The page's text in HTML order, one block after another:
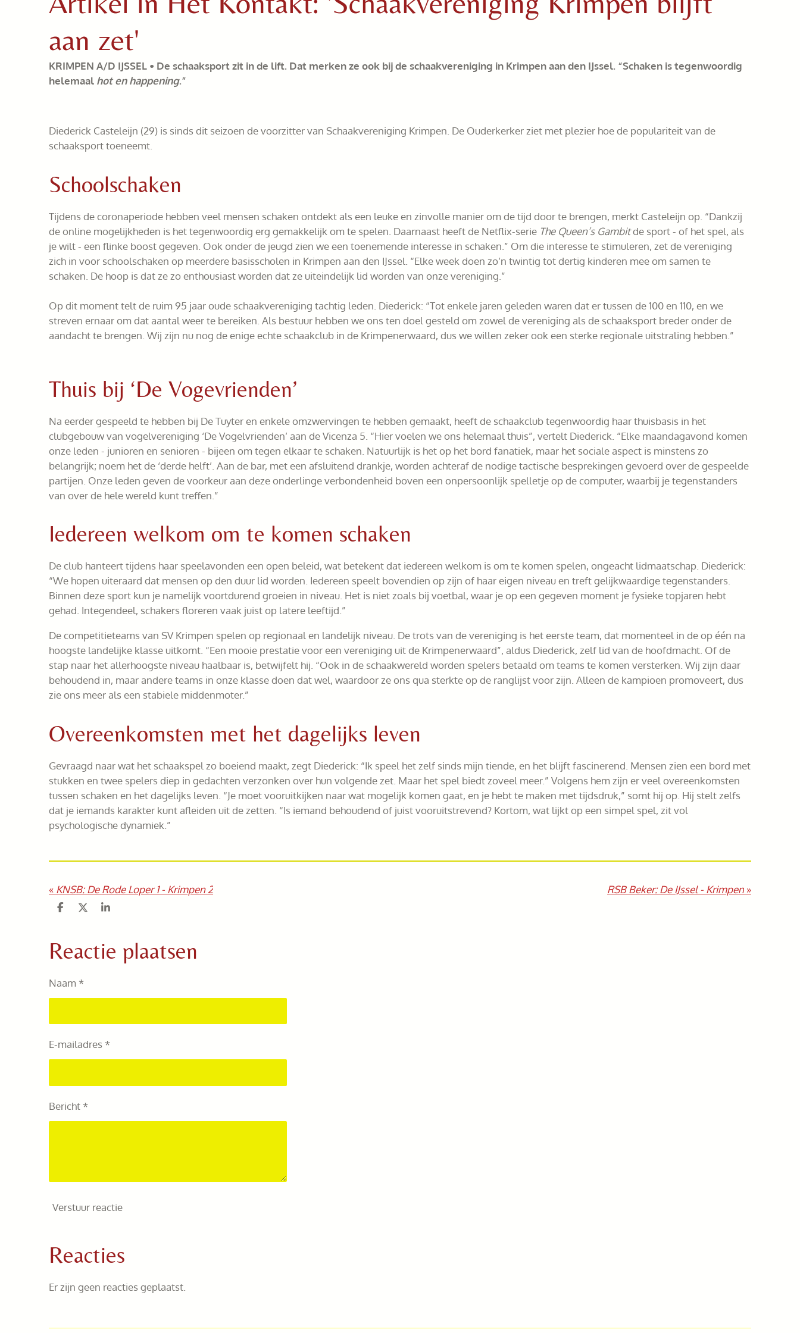
aan zet'
KRIMPEN A/D IJSSEL • De schaaksport zit in de lift. Dat merken ze ook bij de schaakvereniging in Krimpen aan den IJssel. “Schaken is tegenwoordig
helemaal hot en happening.”
Diederick Casteleijn (29) is sinds dit seizoen de voorzitter van Schaakvereniging Krimpen. De Ouderkerker ziet met plezier hoe de populariteit van de
schaaksport toeneemt.
Schoolschaken
Tijdens de coronaperiode hebben veel mensen schaken ontdekt als een leuke en zinvolle manier om de tijd door te brengen, merkt Casteleijn op. “Dankzij
de online mogelijkheden is het tegenwoordig erg gemakkelijk om te spelen. Daarnaast heeft de Netflix-serie The Queen’s Gambitde sport - of het spel, als
je wilt - een flinke boost gegeven. Ook onder de jeugd zien we een toenemende interesse in schaken.” Om die interesse te stimuleren, zet de vereniging
zich in voor schoolschaken op meerdere basisscholen in Krimpen aan den IJssel. “Elke week doen zo’n twintig tot dertig kinderen mee om samen te
schaken. De hoop is dat ze zo enthousiast worden dat ze uiteindelijk lid worden van onze vereniging.”
Op dit moment telt de ruim 95 jaar oude schaakvereniging tachtig leden. Diederick: “Tot enkele jaren geleden waren dat er tussen de 100 en 110, en we
streven ernaar om dat aantal weer te bereiken. Als bestuur hebben we ons ten doel gesteld om zowel de vereniging als de schaaksport breder onder de
aandacht te brengen. Wij zijn nu nog de enige echte schaakclub in de Krimpenerwaard, dus we willen zeker ook een sterke regionale uitstraling hebben.”
Thuis bij ‘De Vogevrienden’
Na eerder gespeeld te hebben bij De Tuyter en enkele omzwervingen te hebben gemaakt, heeft de schaakclub tegenwoordig haar thuisbasis in het
clubgebouw van vogelvereniging ‘De Vogelvrienden’ aan de Vicenza 5. “Hier voelen we ons helemaal thuis”, vertelt Diederick. “Elke maandagavond komen
onze leden - junioren en senioren - bijeen om tegen elkaar te schaken. Natuurlijk is het op het bord fanatiek, maar het sociale aspect is minstens zo
belangrijk; noem het de ‘derde helft’. Aan de bar, met een afsluitend drankje, worden achteraf de nodige tactische besprekingen gevoerd over de gespeelde
partijen. Onze leden geven de voorkeur aan deze onderlinge verbondenheid boven een onpersoonlijk spelletje op de computer, waarbij je tegenstanders
van over de hele wereld kunt treffen.”
Iedereen welkom om te komen schaken
De club hanteert tijdens haar speelavonden een open beleid, wat betekent dat iedereen welkom is om te komen spelen, ongeacht lidmaatschap. Diederick:
“We hopen uiteraard dat mensen op den duur lid worden. Iedereen speelt bovendien op zijn of haar eigen niveau en treft gelijkwaardige tegenstanders.
Binnen deze sport kun je namelijk voortdurend groeien in niveau. Het is niet zoals bij voetbal, waar je op een gegeven moment je fysieke topjaren hebt
gehad. Integendeel, schakers floreren vaak juist op latere leeftijd.”
De competitieteams van SV Krimpen spelen op regionaal en landelijk niveau. De trots van de vereniging is het eerste team, dat momenteel in de op één na
hoogste landelijke klasse uitkomt. “Een mooie prestatie voor een vereniging uit de Krimpenerwaard”, aldus Diederick, zelf lid van de hoofdmacht. Of de
stap naar het allerhoogste niveau haalbaar is, betwijfelt hij. “Ook in de schaakwereld worden spelers betaald om teams te komen versterken. Wij zijn daar
behoudend in, maar andere teams in onze klasse doen dat wel, waardoor ze ons qua sterkte op de ranglijst voor zijn. Alleen de kampioen promoveert, dus
zie ons meer als een stabiele middenmoter.”
Overeenkomsten met het dagelijks leven
Gevraagd naar wat het schaakspel zo boeiend maakt, zegt Diederick: “Ik speel het zelf sinds mijn tiende, en het blijft fascinerend. Mensen zien een bord met
stukken en twee spelers diep in gedachten verzonken over hun volgende zet. Maar het spel biedt zoveel meer.” Volgens hem zijn er veel overeenkomsten
tussen schaken en het dagelijks leven. “Je moet vooruitkijken naar wat mogelijk komen gaat, en je hebt te maken met tijdsdruk,” somt hij op. Hij stelt zelfs
dat je iemands karakter kunt afleiden uit de zetten. “Is iemand behoudend of juist vooruitstrevend? Kortom, wat lijkt op een simpel spel, zit vol
psychologische dynamiek.”
« KNSB: De Rode Loper 1 - Krimpen 2 RSB Beker: De IJssel - Krimpen »
D
e
n
D
S
e
Reactie plaatsen
Naam *
E-mailadres *
Bericht *
Verstuur reactie
Reacties
Er zijn geen reacties geplaatst.